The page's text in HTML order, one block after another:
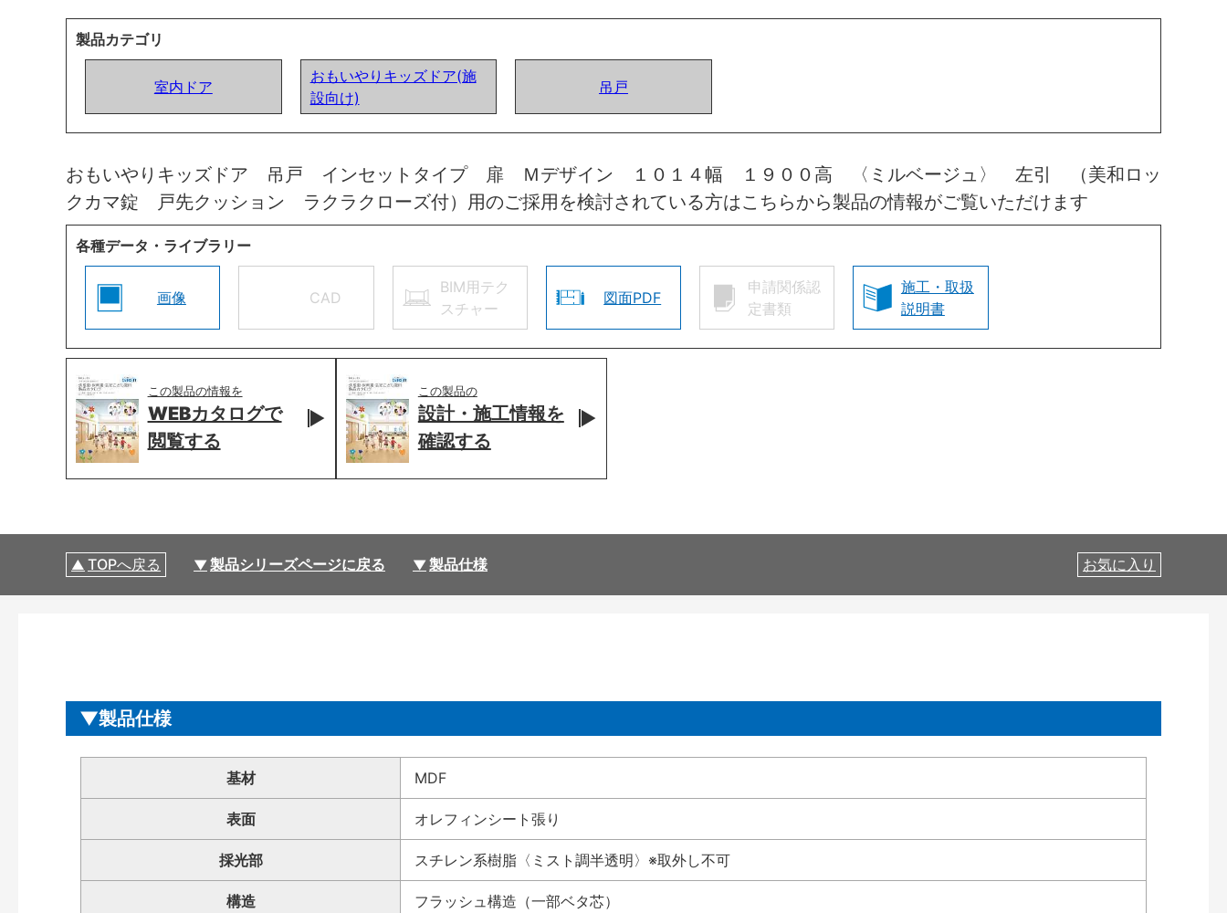
製品カテゴリ
室内ドア
おもいやりキッズドア(施
設向け)
吊戸
おもいやりキッズドア 吊戸 インセットタイプ 扉 Ｍデザイン １０１４幅 １９００高 〈ミルベージュ〉 左引 （美和ロッ
クカマ錠 戸先クッション ラクラクローズ付）用のご採用を検討されている方はこちらから製品の情報がご覧いただけます
各種データ・ライブラリー
画像 CAD
BIM用テク
スチャー
図面PDF
申請関係認
定書類
施工・取扱
説明書
この製品の情報を
WEBカタログで
閲覧する
この製品の
設計・施工情報を
確認する
TOPへ戻る 製品シリーズページに戻る 製品仕様 お気に入り
製品仕様
基材 MDF
表面 オレフィンシート張り
採光部 スチレン系樹脂〈ミスト調半透明〉※取外し不可
構造 フラッシュ構造（一部ベタ芯）